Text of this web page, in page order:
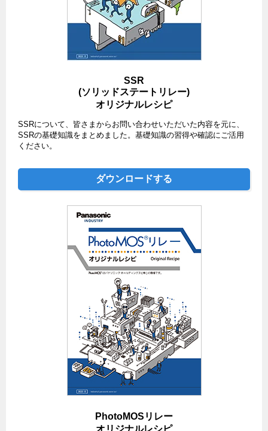
SSR
(ソリッドステートリレー)
オリジナルレシピ
SSRについて、皆さまからお問い合わせいただいた内容を元に、
SSRの基礎知識をまとめました。基礎知識の習得や確認にご活用
ください。
ダウンロードする
PhotoMOSリレー
オリジナルレシピ